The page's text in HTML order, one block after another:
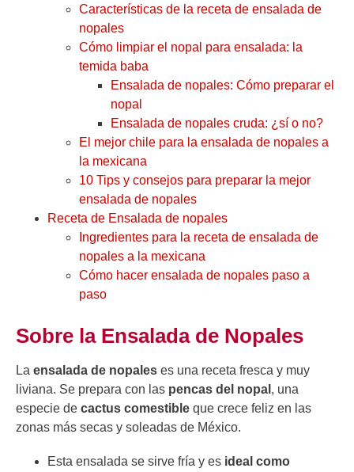
Características de la receta de ensalada de
nopales
Cómo limpiar el nopal para ensalada: la
temida baba
Ensalada de nopales: Cómo preparar el
nopal
Ensalada de nopales cruda: ¿sí o no?
El mejor chile para la ensalada de nopales a
la mexicana
10 Tips y consejos para preparar la mejor
ensalada de nopales
Receta de Ensalada de nopales
Ingredientes para la receta de ensalada de
nopales a la mexicana
Cómo hacer ensalada de nopales paso a
paso
Sobre la Ensalada de Nopales
La ensalada de nopales es una receta fresca y muy
liviana. Se prepara con las pencas del nopal , una
especie de cactus comestible que crece feliz en las
zonas más secas y soleadas de México.
Esta ensalada se sirve fría y es ideal como